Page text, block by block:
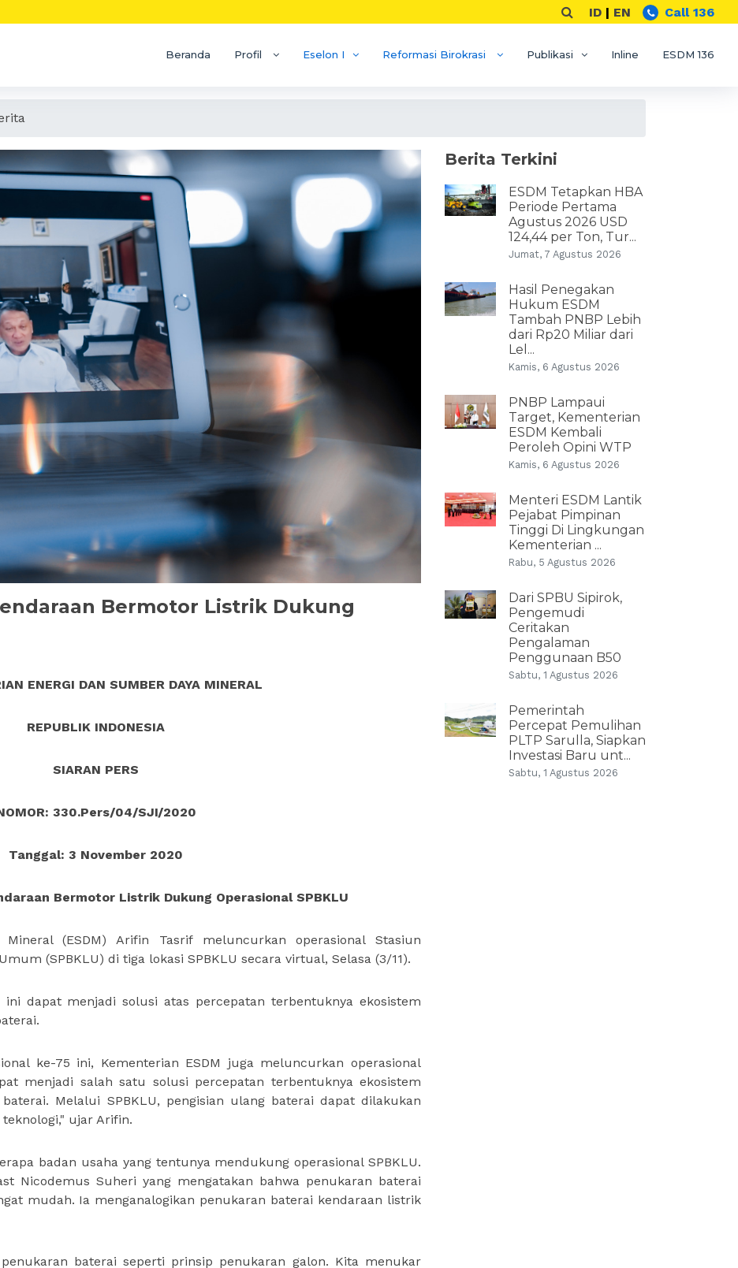
ID | EN Call 136
Beranda Profil Eselon I Reformasi Birokrasi Publikasi Inline ESDM 136
Bermotor Listrik Dukung
ENERGI DAN SUMBER DAYA MINERAL
REPUBLIK INDONESIA
SIARAN PERS
330.Pers/04/SJI/2020
Tanggal: 3 November 2020
Bermotor Listrik Dukung Operasional SPBKLU
(ESDM) Arifin Tasrif meluncurkan operasional Stasiun
(SPBKLU) di tiga lokasi SPBKLU secara virtual, Selasa (3/11).
dapat menjadi solusi atas percepatan terbentuknya ekosistem
ke-75 ini, Kementerian ESDM juga meluncurkan operasional
menjadi salah satu solusi percepatan terbentuknya ekosistem
Melalui SPBKLU, pengisian ulang baterai dapat dilakukan
ujar Arifin.
badan usaha yang tentunya mendukung operasional SPBKLU.
Nicodemus Suheri yang mengatakan bahwa penukaran baterai
mudah. Ia menganalogikan penukaran baterai kendaraan listrik
baterai seperti prinsip penukaran galon. Kita menukar
Berita Terkini
ESDM Tetapkan HBA
Periode Pertama
Agustus 2026 USD
124,44 per Ton, Tur...
Jumat, 7 Agustus 2026
Hasil Penegakan
Hukum ESDM
Tambah PNBP Lebih
dari Rp20 Miliar dari
Lel...
Kamis, 6 Agustus 2026
PNBP Lampaui
Target, Kementerian
ESDM Kembali
Peroleh Opini WTP
Kamis, 6 Agustus 2026
Menteri ESDM Lantik
Pejabat Pimpinan
Tinggi Di Lingkungan
Kementerian ...
Rabu, 5 Agustus 2026
Dari SPBU Sipirok,
Pengemudi
Ceritakan
Pengalaman
Penggunaan B50
Sabtu, 1 Agustus 2026
Pemerintah
Percepat Pemulihan
PLTP Sarulla, Siapkan
Investasi Baru unt...
Sabtu, 1 Agustus 2026